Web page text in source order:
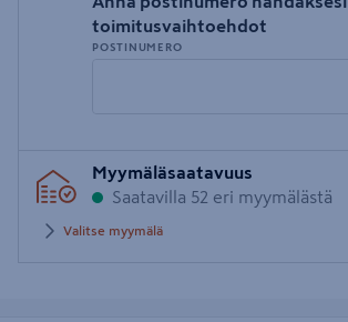
toimitusvaihtoehdot
POSTINUMERO
postinumero
Myymäläsaatavuus
Saatavilla 52 eri myymälästä
Valitse myymälä